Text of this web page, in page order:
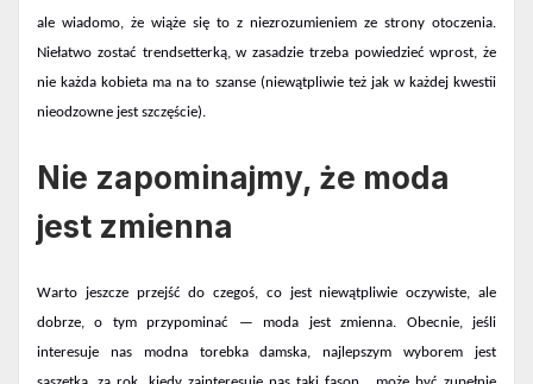
ale wiadomo, że wiąże się to z niezrozumieniem ze strony otoczenia.
Niełatwo zostać trendsetterką, w zasadzie trzeba powiedzieć wprost, że
nie każda kobieta ma na to szanse (niewątpliwie też jak w każdej kwestii
nieodzowne jest szczęście).
Nie zapominajmy, że moda
jest zmienna
Warto jeszcze przejść do czegoś, co jest niewątpliwie oczywiste, ale
dobrze, o tym przypominać — moda jest zmienna. Obecnie, jeśli
interesuje nas modna torebka damska, najlepszym wyborem jest